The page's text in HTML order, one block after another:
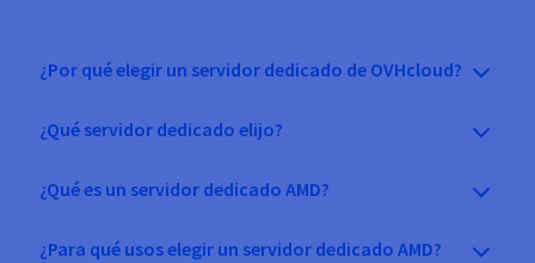
¿Por qué elegir un servidor dedicado de OVHcloud?
¿Qué servidor dedicado elijo?
¿Qué es un servidor dedicado AMD?
¿Para qué usos elegir un servidor dedicado AMD?